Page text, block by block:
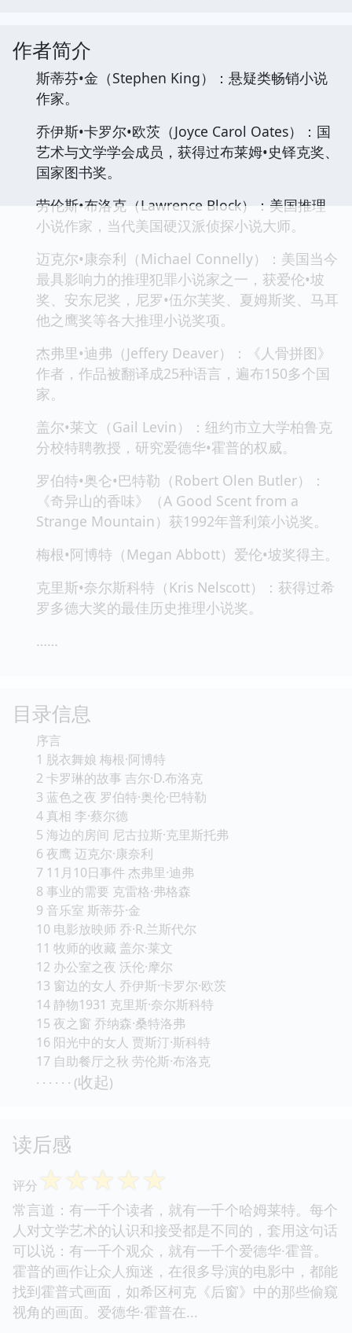
作者简介
斯蒂芬•金（Stephen King）：悬疑类畅销小说
作家。
乔伊斯•卡罗尔•欧茨（Joyce Carol Oates）：国
艺术与文学学会成员，获得过布莱姆•史铎克奖、
国家图书奖。
劳伦斯•布洛克（Lawrence Block）：美国推理
小说作家，当代美国硬汉派侦探小说大师。
迈克尔•康奈利（Michael Connelly）：美国当今
最具影响力的推理犯罪小说家之一，获爱伦•坡
奖、安东尼奖，尼罗•伍尔芙奖、夏姆斯奖、马耳
他之鹰奖等各大推理小说奖项。
杰弗里•迪弗（Jeffery Deaver）：《人骨拼图》
作者，作品被翻译成25种语言，遍布150多个国
家。
盖尔•莱文（Gail Levin）：纽约市立大学柏鲁克
分校特聘教授，研究爱德华•霍普的权威。
罗伯特•奥仑•巴特勒（Robert Olen Butler）：
《奇异山的香味》（A Good Scent from a
Strange Mountain）获1992年普利策小说奖。
梅根•阿博特（Megan Abbott）爱伦•坡奖得主。
克里斯•奈尔斯科特（Kris Nelscott）：获得过希
罗多德大奖的最佳历史推理小说奖。
……
目录信息
序言
1 脱衣舞娘 梅根·阿博特
2 卡罗琳的故事 吉尔·D.布洛克
3 蓝色之夜 罗伯特·奥伦·巴特勒
4 真相 李·蔡尔德
5 海边的房间 尼古拉斯·克里斯托弗
6 夜鹰 迈克尔·康奈利
7 11月10日事件 杰弗里·迪弗
8 事业的需要 克雷格·弗格森
9 音乐室 斯蒂芬·金
10 电影放映师 乔·R.兰斯代尔
11 牧师的收藏 盖尔·莱文
12 办公室之夜 沃伦·摩尔
13 窗边的女人 乔伊斯·卡罗尔·欧茨
14 静物1931 克里斯·奈尔斯科特
15 夜之窗 乔纳森·桑特洛弗
16 阳光中的女人 贾斯汀·斯科特
17 自助餐厅之秋 劳伦斯·布洛克
· · · · · · (收起)
读后感
评分 ☆☆☆☆☆
常言道：有一千个读者，就有一千个哈姆莱特。每个
人对文学艺术的认识和接受都是不同的，套用这句话
可以说：有一千个观众，就有一千个爱德华·霍普。
霍普的画作让众人痴迷，在很多导演的电影中，都能
找到霍普式画面，如希区柯克《后窗》中的那些偷窥
视角的画面。爱德华·霍普在...